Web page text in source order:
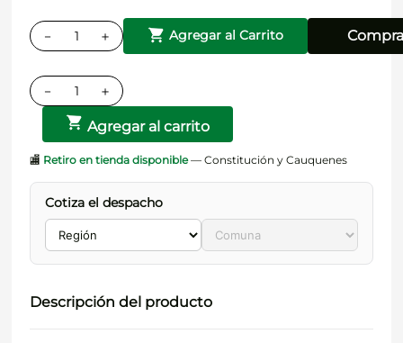
＋
－ Agregar al Carrito
＋
－
Agregar al carrito
🏬 Retiro en tienda disponible— Constitución y Cauquenes
Cotiza el despacho
Descripción del producto